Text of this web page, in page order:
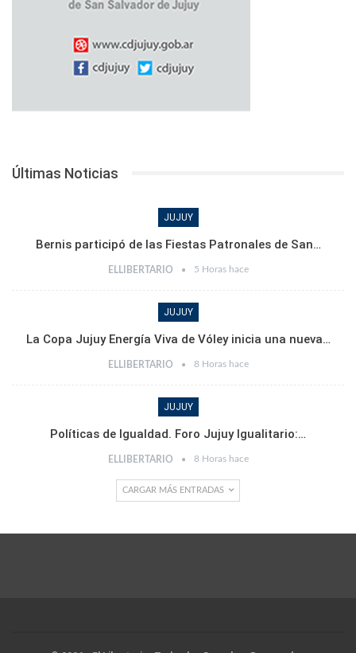
Últimas Noticias
JUJUY
Bernis participó de las Fiestas Patronales de San…
ELLIBERTARIO 5 Horas hace
JUJUY
La Copa Jujuy Energía Viva de Vóley inicia una nueva…
ELLIBERTARIO 8 Horas hace
JUJUY
Políticas de Igualdad. Foro Jujuy Igualitario:…
ELLIBERTARIO 8 Horas hace
CARGAR MÁS ENTRADAS